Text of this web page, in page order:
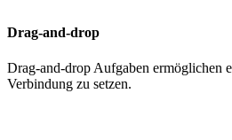
Drag-and-drop
Drag-and-drop Aufgaben ermöglichen
Verbindung zu setzen.